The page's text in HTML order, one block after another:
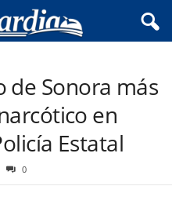
de Sonora más
en
Estatal
0